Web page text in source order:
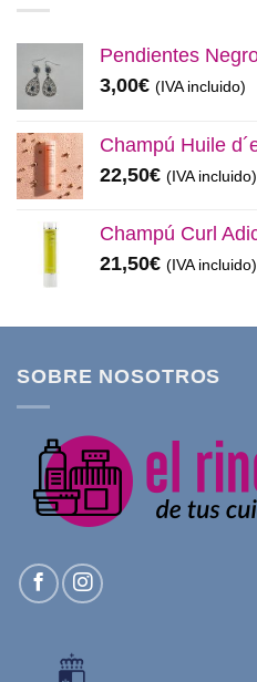
Pendientes
3,00€ (IVA incluido)
Champú Huile
22,50€ (IVA incluido)
Champú Curl
21,50€ (IVA incluido)
SOBRE NOSOTROS